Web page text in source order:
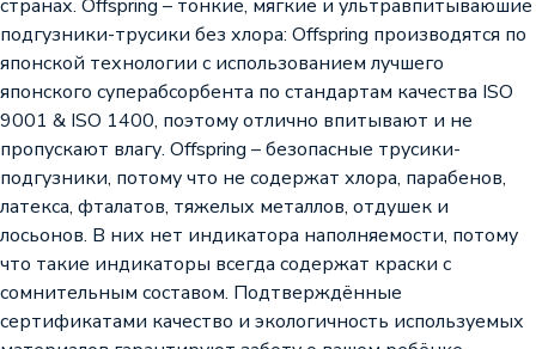
странах. Offspring – тонкие, мягкие и ультравпитываюшие
подгузники-трусики без хлора: Offspring производятся по
японской технологии с использованием лучшего
японского суперабсорбента по стандартам качества ISO
9001 & ISO 1400, поэтому отлично впитывают и не
пропускают влагу. Offspring – безопасные трусики-
подгузники, потому что не содержат хлора, парабенов,
латекса, фталатов, тяжелых металлов, отдушек и
лосьонов. В них нет индикатора наполняемости, потому
что такие индикаторы всегда содержат краски с
сомнительным составом. Подтверждённые
сертификатами качество и экологичность используемых